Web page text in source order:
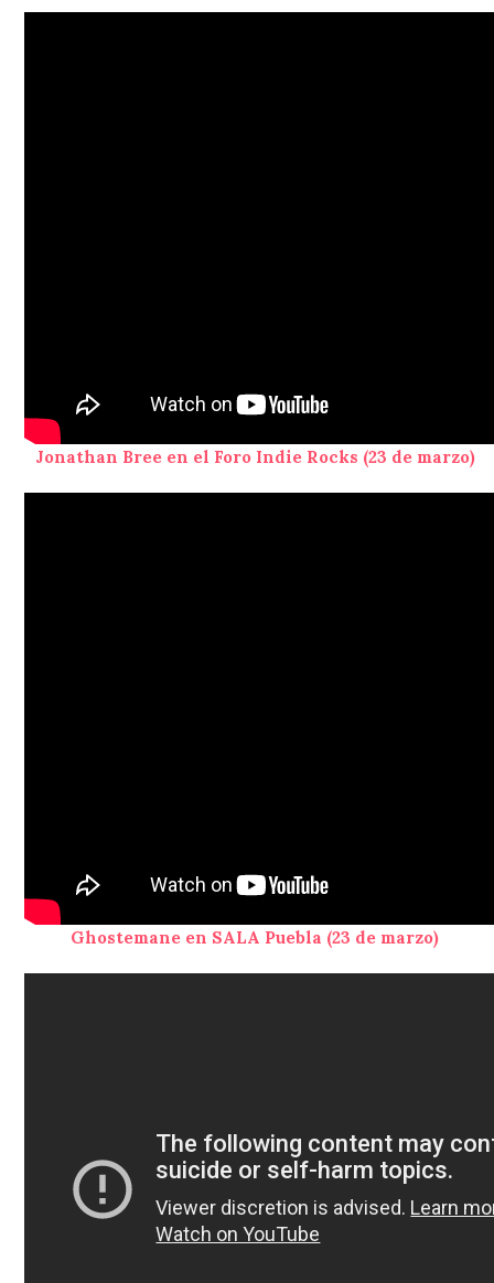
Jonathan Bree en el Foro Indie Rocks (23 de marzo)
Ghostemane en SALA Puebla (23 de marzo)